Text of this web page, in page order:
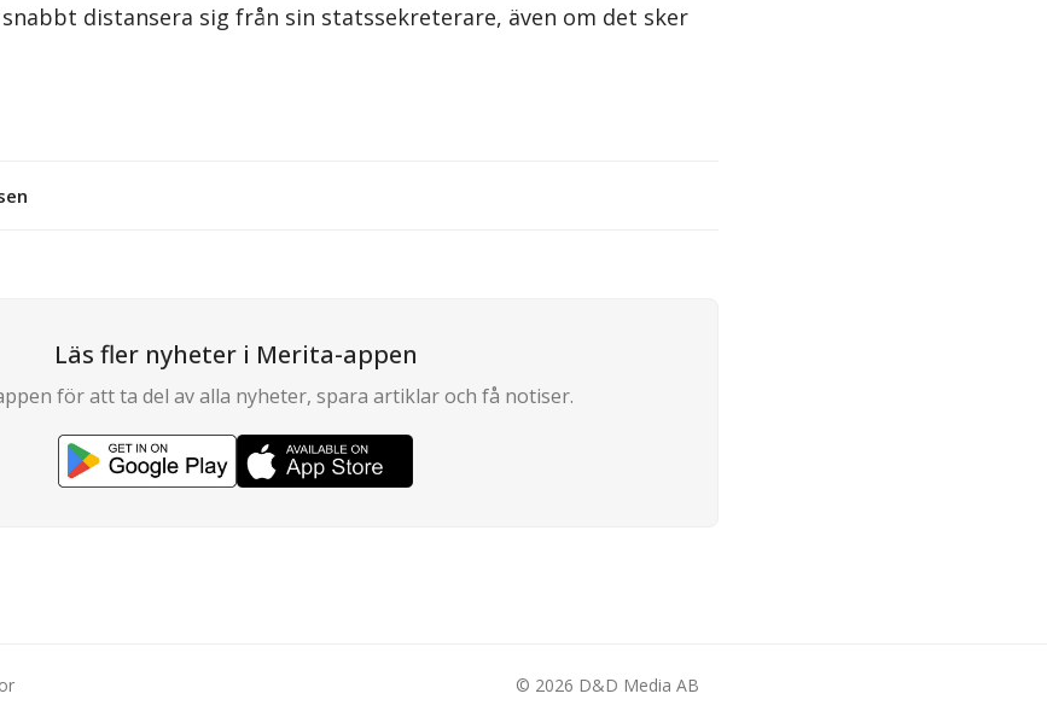
distansera sig från sin statssekreterare, även om det sker
Läs fler nyheter i Merita-appen
för att ta del av alla nyheter, spara artiklar och få notiser.
© 2026 D&D Media AB